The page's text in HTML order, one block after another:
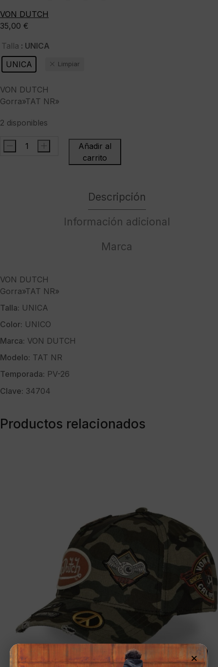
35,00 €
Talla : UNICA
UNICA
Limpiar
VON DUTCH
Gorra»TAT NR»
2 disponibles
VON
DUTCHGorra"TAT
- +
Añadir al
carrito
VON DUTCH
Descripción
Información adicional
Marca
VON DUTCH
Gorra»TAT NR»
Talla: UNICA
Color: UNICO
Marca: VON DUTCH
Modelo: TAT NR
Temporada: PV-26
Clave: 34704
Productos relacionados
×